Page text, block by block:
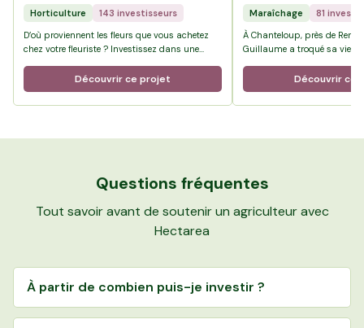
Horticulture
143 investisseurs
D’où proviennent les fleurs que vous achetez
chez votre fleuriste ? Investissez dans une
Bienvenue à La Crau dans le Var chez …
Découvrir ce projet
Maraîchage
81
À Chanteloup, près de
Guillaume a troqué sa vie
terres du Pré de la Rivière, il
100 % bio, où la diversité
projet.
Découvrir ce
Questions fréquentes
Tout savoir avant de soutenir un agriculteur avec
Hectarea
À partir de combien puis-je investir ?